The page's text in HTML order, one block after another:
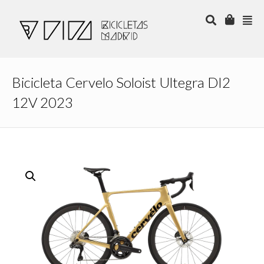
Bicicleta Cervelo Soloist Ultegra DI2
12V 2023